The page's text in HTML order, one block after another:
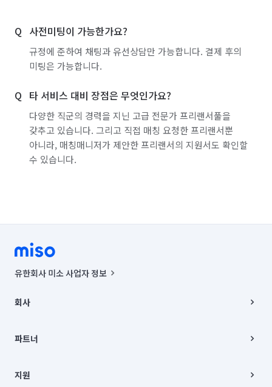
사전미팅이 가능한가요?
규정에 준하여 채팅과 유선상담만 가능합니다. 결제 후의
미팅은 가능합니다.
타 서비스 대비 장점은 무엇인가요?
다양한 직군의 경력을 지닌 고급 전문가 프리랜서풀을
갖추고 있습니다. 그리고 직접 매칭 요청한 프리랜서뿐
아니라, 매칭매니저가 제안한 프리랜서의 지원서도 확인할
수 있습니다.
유한회사 미소 사업자 정보
00019 |
주소 | 본사: 서울특별시 종로구 율곡로 6(중학동, 트윈트리빌딩) B동 5층
컨택센터 : 서울특별시 종로구 수송동 율곡로 24, 7층, 8층 미소
상품, 상품정보, 거래에 관한 의무와 책임은 거래당사자에게 있습니다.
언론 보도 관련 문의:
회사
채용
파트너
이사
지원